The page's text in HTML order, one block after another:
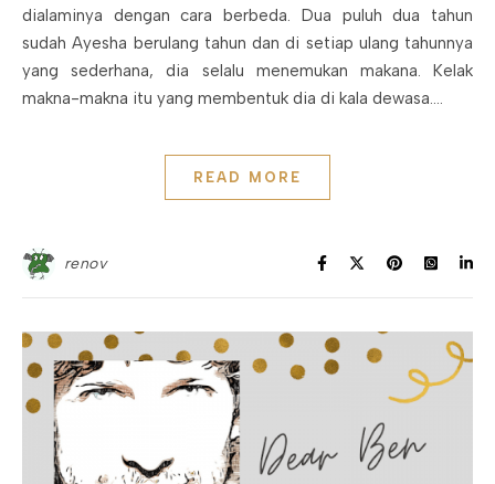
dialaminya dengan cara berbeda. Dua puluh dua tahun
sudah Ayesha berulang tahun dan di setiap ulang tahunnya
yang sederhana, dia selalu menemukan makana. Kelak
makna-makna itu yang membentuk dia di kala dewasa.…
READ MORE
renov